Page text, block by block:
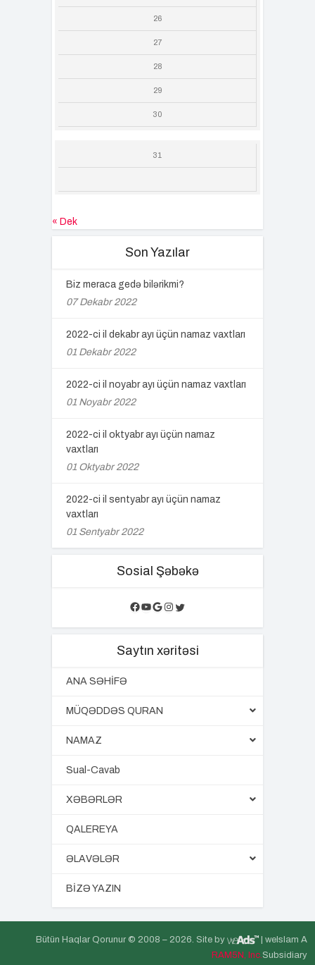
26
27
28
29
30
31
« Dek
Son Yazılar
Biz meraca gedə bilərikmi?
07 Dekabr 2022
2022-ci il dekabr ayı üçün namaz vaxtları
01 Dekabr 2022
2022-ci il noyabr ayı üçün namaz vaxtları
01 Noyabr 2022
2022-ci il oktyabr ayı üçün namaz
vaxtları
01 Oktyabr 2022
2022-ci il sentyabr ayı üçün namaz
vaxtları
01 Sentyabr 2022
Sosial Şəbəkə
Facebook
YouTube
Google
Instagram
Twitter
Saytın xəritəsi
ANA SƏHİFƏ
MÜQƏDDƏS QURAN
NAMAZ
Sual-Cavab
XƏBƏRLƏR
QALEREYA
ƏLAVƏLƏR
BİZƏ YAZIN
Bütün Haqlar Qorunur © 2008 – 2026. Site by
| weIslam A
RAM5N, Inc.Subsidiary